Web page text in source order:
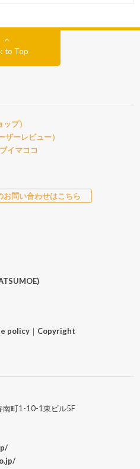
to Top
プ）
ーレビュー）
イマココ
お問い合わせはこちら
policy｜ Copyright
南町1-10-1東ビル5F